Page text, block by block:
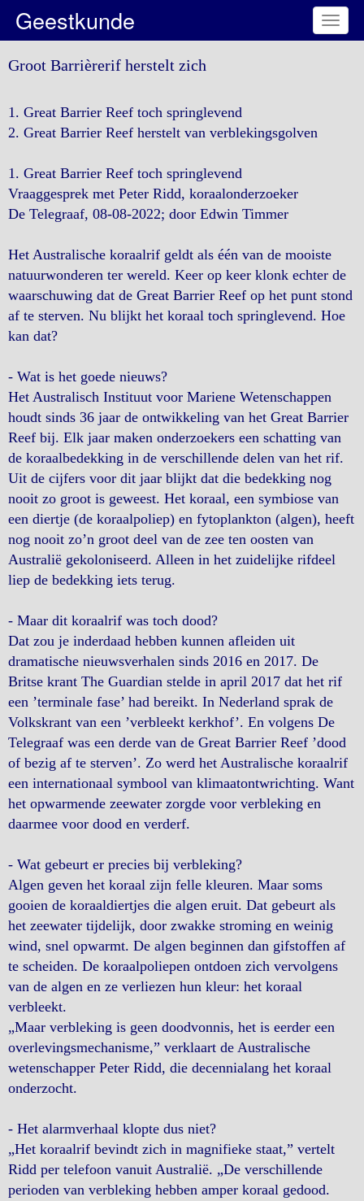
Toggle
Geestkunde
Groot Barrièrerif herstelt zich
1. Great Barrier Reef toch springlevend
2. Great Barrier Reef herstelt van verblekingsgolven
1. Great Barrier Reef toch springlevend
Vraaggesprek met Peter Ridd, koraalonderzoeker
De Telegraaf, 08-08-2022; door Edwin Timmer
Het Australische koraalrif geldt als één van de mooiste
natuurwonderen ter wereld. Keer op keer klonk echter de
waarschuwing dat de Great Barrier Reef op het punt stond
af te sterven. Nu blijkt het koraal toch springlevend. Hoe
kan dat?
- Wat is het goede nieuws?
Het Australisch Instituut voor Mariene Wetenschappen
houdt sinds 36 jaar de ontwikkeling van het Great Barrier
Reef bij. Elk jaar maken onderzoekers een schatting van
de koraalbedekking in de verschillende delen van het rif.
Uit de cijfers voor dit jaar blijkt dat die bedekking nog
nooit zo groot is geweest. Het koraal, een symbiose van
een diertje (de koraalpoliep) en fytoplankton (algen), heeft
nog nooit zo’n groot deel van de zee ten oosten van
Australië gekoloniseerd. Alleen in het zuidelijke rifdeel
liep de bedekking iets terug.
- Maar dit koraalrif was toch dood?
Dat zou je inderdaad hebben kunnen afleiden uit
dramatische nieuwsverhalen sinds 2016 en 2017. De
Britse krant The Guardian stelde in april 2017 dat het rif
een ’terminale fase’ had bereikt. In Nederland sprak de
Volkskrant van een ’verbleekt kerkhof’. En volgens De
Telegraaf was een derde van de Great Barrier Reef ’dood
of bezig af te sterven’. Zo werd het Australische koraalrif
een internationaal symbool van klimaatontwrichting. Want
het opwarmende zeewater zorgde voor verbleking en
daarmee voor dood en verderf.
- Wat gebeurt er precies bij verbleking?
Algen geven het koraal zijn felle kleuren. Maar soms
gooien de koraaldiertjes die algen eruit. Dat gebeurt als
het zeewater tijdelijk, door zwakke stroming en weinig
wind, snel opwarmt. De algen beginnen dan gifstoffen af
te scheiden. De koraalpoliepen ontdoen zich vervolgens
van de algen en ze verliezen hun kleur: het koraal
verbleekt.
„Maar verbleking is geen doodvonnis, het is eerder een
overlevingsmechanisme,” verklaart de Australische
wetenschapper Peter Ridd, die decennialang het koraal
onderzocht.
- Het alarmverhaal klopte dus niet?
„Het koraalrif bevindt zich in magnifieke staat,” vertelt
Ridd per telefoon vanuit Australië. „De verschillende
perioden van verbleking hebben amper koraal gedood.